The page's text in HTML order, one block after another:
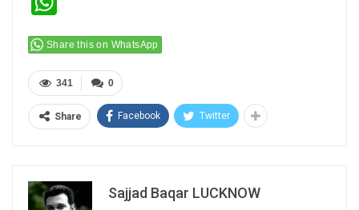
Share this on WhatsApp
0
341
Share Facebook Twitter
Sajjad Baqar LUCKNOW